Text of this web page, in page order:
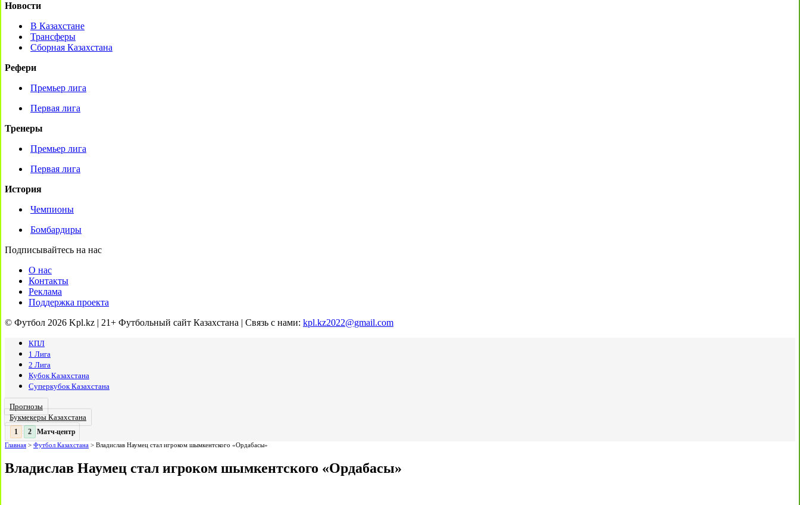
Новости
В Казахстане
Трансферы
Сборная Казахстана
Рефери
Премьер лига
Первая лига
Тренеры
Премьер лига
Первая лига
История
Чемпионы
Бомбардиры
Подписывайтесь на нас
О нас
Контакты
Реклама
Поддержка проекта
© Футбол 2026 Kpl.kz | 21+ Футбольный сайт Казахстана | Связь с нами: kpl.kz2022@gmail.com
КПЛ
1 Лига
2 Лига
Кубок Казахстана
Суперкубок Казахстана
Прогнозы
Букмекеры Казахстана
2 : 2 Матч-центр
Главная > Футбол Казахстана > Владислав Наумец стал игроком шымкентского «Ордабасы»
Владислав Наумец стал игроком шымкентского «Ордабасы»